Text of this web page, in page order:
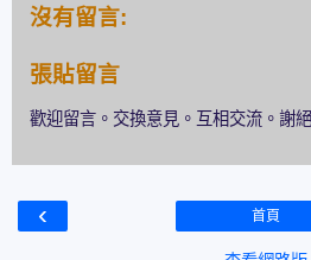
沒有留言:
張貼留言
歡迎留言。交換意見。互相交流。謝
‹ 首頁